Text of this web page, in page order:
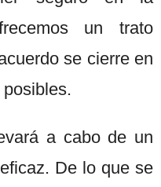
un trato
se cierre en
a cabo de un
De lo que se